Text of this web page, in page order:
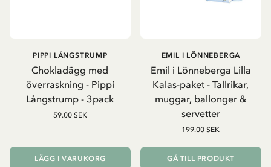
Chokladägg med
överraskning - Pippi
Långstrump - 3pack
PIPPI LÅNGSTRUMP
59.00 SEK
LÄGG I VARUKORG
Emil i Lönneberga Lilla
Kalas-paket - Tallrikar,
muggar, ballonger &
servetter
EMIL I LÖNNEBERGA
199.00 SEK
GÅ TILL PRODUKT